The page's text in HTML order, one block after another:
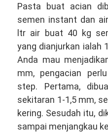
Pasta buat acian
semen instant dan
ltr air buat 40 kg
yang dianjurkan ialah
Anda mau
mm, pengacian
step. Pertama,
sekitaran 1-1,5 mm,
kering. Sesudah itu,
sampai menjangkau